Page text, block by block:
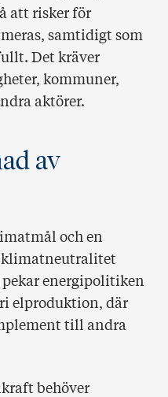
att risker för
samtidigt som
Det kräver
kommuner,
aktörer.
av
och en
pekar energipolitiken
elproduktion, där
till andra
behöver